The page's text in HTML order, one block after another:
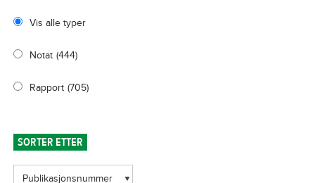
Vis alle typer
Notat (444)
Rapport (705)
SORTER ETTER